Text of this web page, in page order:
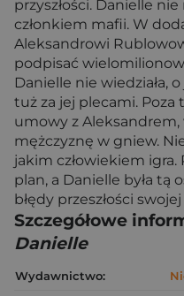
przyszłości. Danielle
członkiem mafii. W
Aleksandrowi
podpisać
Danielle nie wiedziała,
tuż za jej plecami. Poza
umowy z
mężczyznę w gniew.
jakim człowiekiem igra.
plan, a Danielle była tą
błędy przeszłości
Szczegółowe
Danielle
Wydawnictwo: